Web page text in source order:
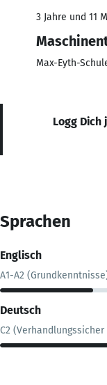
3 Jahre und 11
Max-Eyth-
Logg Dich
Sprachen
Englisch
A1-A2
Deutsch
C2